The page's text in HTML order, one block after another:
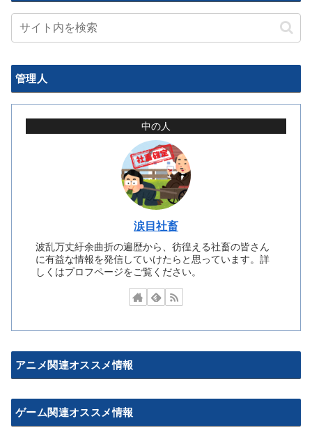
管理人
中の人
涙目社畜
波乱万丈紆余曲折の遍歴から、彷徨える社畜の皆さん
に有益な情報を発信していけたらと思っています。詳
しくはプロフページをご覧ください。
アニメ関連オススメ情報
ゲーム関連オススメ情報